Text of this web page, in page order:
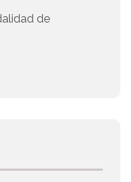
de